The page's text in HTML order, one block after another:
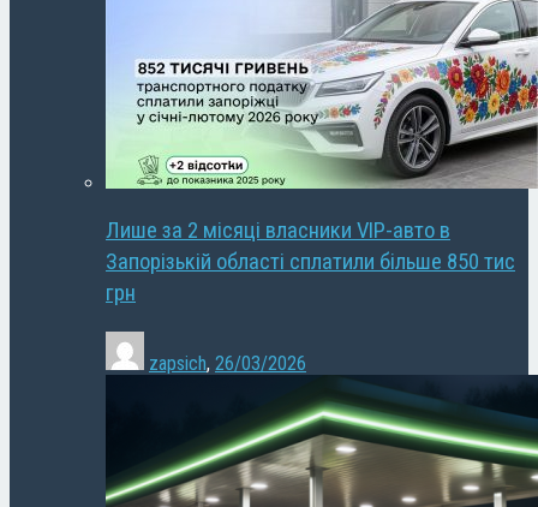
Лише за 2 місяці власники VIP-авто в
Запорізькій області сплатили більше 850 тис
грн
zapsich, 26/03/2026